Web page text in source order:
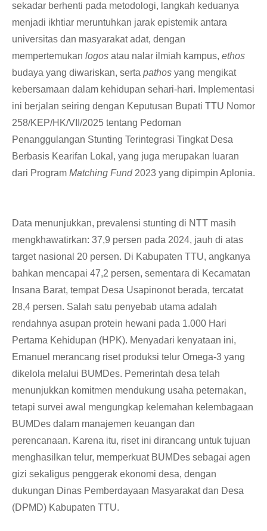
sekadar berhenti pada metodologi, langkah keduanya
menjadi ikhtiar meruntuhkan jarak epistemik antara
universitas dan masyarakat adat, dengan
mempertemukan logos atau nalar ilmiah kampus, ethos
budaya yang diwariskan, serta pathos yang mengikat
kebersamaan dalam kehidupan sehari-hari. Implementasi
ini berjalan seiring dengan Keputusan Bupati TTU Nomor
258/KEP/HK/VII/2025 tentang Pedoman
Penanggulangan Stunting Terintegrasi Tingkat Desa
Berbasis Kearifan Lokal, yang juga merupakan luaran
dari Program Matching Fund2023 yang dipimpin Aplonia.
Data menunjukkan, prevalensi stunting di NTT masih
mengkhawatirkan: 37,9 persen pada 2024, jauh di atas
target nasional 20 persen. Di Kabupaten TTU, angkanya
bahkan mencapai 47,2 persen, sementara di Kecamatan
Insana Barat, tempat Desa Usapinonot berada, tercatat
28,4 persen. Salah satu penyebab utama adalah
rendahnya asupan protein hewani pada 1.000 Hari
Pertama Kehidupan (HPK). Menyadari kenyataan ini,
Emanuel merancang riset produksi telur Omega-3 yang
dikelola melalui BUMDes. Pemerintah desa telah
menunjukkan komitmen mendukung usaha peternakan,
tetapi survei awal mengungkap kelemahan kelembagaan
BUMDes dalam manajemen keuangan dan
perencanaan. Karena itu, riset ini dirancang untuk tujuan
menghasilkan telur, memperkuat BUMDes sebagai agen
gizi sekaligus penggerak ekonomi desa, dengan
dukungan Dinas Pemberdayaan Masyarakat dan Desa
(DPMD) Kabupaten TTU.